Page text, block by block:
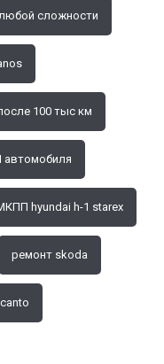
сложности
100 тыс км
автомобиля
hyundai h-1 starex
ремонт skoda